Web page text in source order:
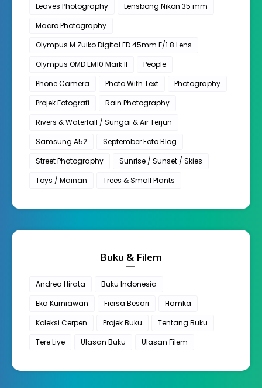
Leaves Photography
Lensbong Nikon 35 mm
Macro Photography
Olympus M.Zuiko Digital ED 45mm F/1.8 Lens
Olympus OMD EM10 Mark II
People
Phone Camera
Photo With Text
Photography
Projek Fotografi
Rain Photography
Rivers & Waterfall / Sungai & Air Terjun
Samsung A52
September Foto Blog
Street Photography
Sunrise / Sunset / Skies
Toys / Mainan
Trees & Small Plants
Buku & Filem
Andrea Hirata
Buku Indonesia
Eka Kurniawan
Fiersa Besari
Hamka
Koleksi Cerpen
Projek Buku
Tentang Buku
Tere Liye
Ulasan Buku Ulasan Filem